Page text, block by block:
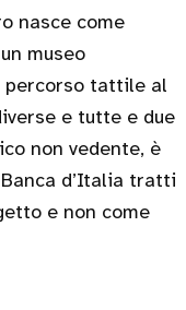
nasce come
museo
percorso tattile al
e tutte e due
non vedente, è
d’Italia tratti
e non come